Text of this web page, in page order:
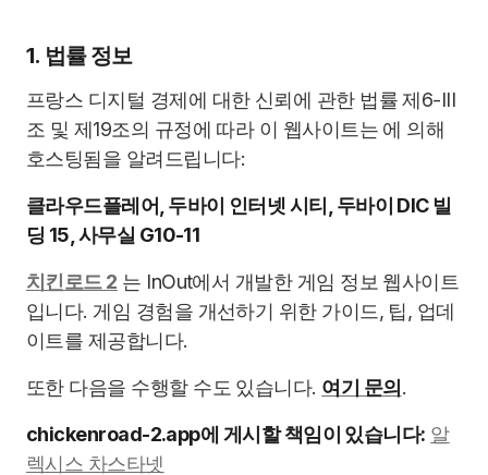
1. 법률 정보
프랑스 디지털 경제에 대한 신뢰에 관한 법률 제6-III
조 및 제19조의 규정에 따라 이 웹사이트는 에 의해
호스팅됨을 알려드립니다:
클라우드플레어, 두바이 인터넷 시티, 두바이 DIC 빌
딩 15, 사무실 G10-11
치킨로드 2 는 InOut에서 개발한 게임 정보 웹사이트
입니다. 게임 경험을 개선하기 위한 가이드, 팁, 업데
이트를 제공합니다.
또한 다음을 수행할 수도 있습니다. 여기 문의 .
chickenroad-2.app에 게시할 책임이 있습니다: 알
렉시스 차스타넷